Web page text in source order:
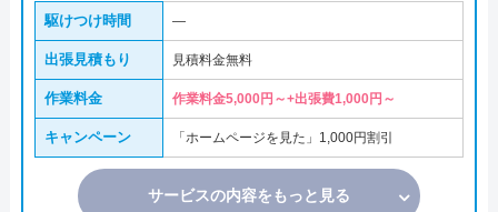
駆けつけ時間 ―
出張見積もり 見積料金無料
作業料金 作業料金5,000円～+出張費1,000円～
キャンペーン 「ホームページを見た」1,000円割引
サービスの内容をもっと見る